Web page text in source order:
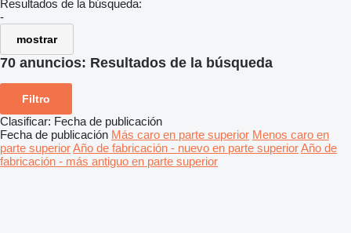
Resultados de la búsqueda:
-
mostrar
70 anuncios: Resultados de la búsqueda
Filtro
Clasificar: Fecha de publicación
Fecha de publicación Más caro en parte superior Menos caro en
parte superiorAño de fabricación - nuevo en parte superiorAño de
fabricación - más antiguo en parte superior